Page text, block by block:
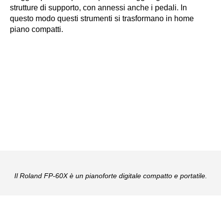
strutture di supporto, con annessi anche i pedali. In
questo modo questi strumenti si trasformano in home
piano compatti.
Il Roland FP-60X è un pianoforte digitale compatto e portatile.